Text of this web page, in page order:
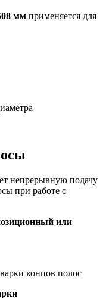
мм применяется для
непрерывную подачу
при работе с
или
концов полос